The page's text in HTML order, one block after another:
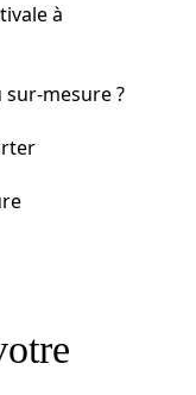
à
mesure ?